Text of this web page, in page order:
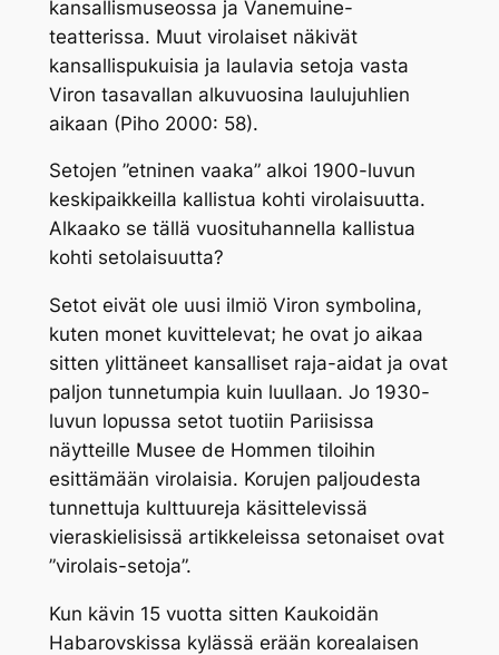
kansallismuseossa ja Vanemuine-
teatterissa. Muut virolaiset näkivät
kansallispukuisia ja laulavia setoja vasta
Viron tasavallan alkuvuosina laulujuhlien
aikaan (Piho 2000: 58).
Setojen ”etninen vaaka” alkoi 1900-luvun
keskipaikkeilla kallistua kohti virolaisuutta.
Alkaako se tällä vuosituhannella kallistua
kohti setolaisuutta?
Setot eivät ole uusi ilmiö Viron symbolina,
kuten monet kuvittelevat; he ovat jo aikaa
sitten ylittäneet kansalliset raja-aidat ja ovat
paljon tunnetumpia kuin luullaan. Jo 1930-
luvun lopussa setot tuotiin Pariisissa
näytteille Musee de Hommen tiloihin
esittämään virolaisia. Korujen paljoudesta
tunnettuja kulttuureja käsittelevissä
vieraskielisissä artikkeleissa setonaiset ovat
”virolais-setoja”.
Kun kävin 15 vuotta sitten Kaukoidän
Habarovskissa kylässä erään korealaisen